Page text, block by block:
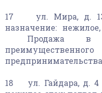
17 ул. Мира, д.
назначение:
Продажа в
предпринимательства
18 ул. Гайдара, д.